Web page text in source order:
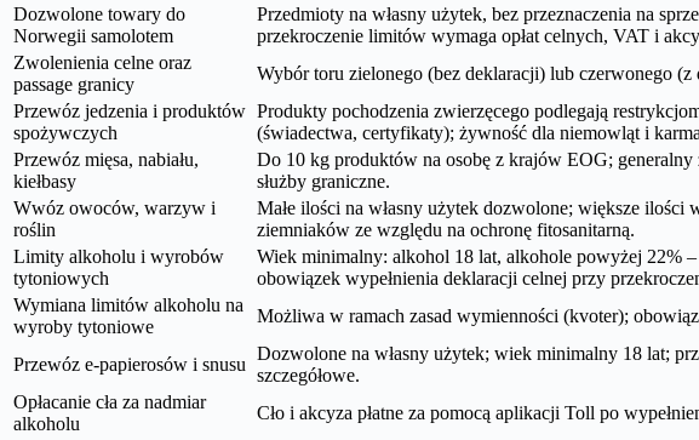
Dozwolone towary do
Norwegii samolotem
Przedmioty na własny użytek, bez przeznaczenia na
przekroczenie limitów wymaga opłat celnych, VAT i
Zwolenienia celne oraz
passage granicy
Wybór toru zielonego (bez deklaracji) lub czerwonego
Przewóz jedzenia i produktów
spożywczych
Produkty pochodzenia zwierzęcego podlegają
(świadectwa, certyfikaty); żywność dla niemowląt i
Przewóz mięsa, nabiału,
kiełbasy
Do 10 kg produktów na osobę z krajów EOG;
służby graniczne.
Wwóz owoców, warzyw i
roślin
Małe ilości na własny użytek dozwolone; większe
ziemniaków ze względu na ochronę fitosanitarną.
Limity alkoholu i wyrobów
tytoniowych
Wiek minimalny: alkohol 18 lat, alkohole powyżej 22%
obowiązek wypełnienia deklaracji celnej przy
Wymiana limitów alkoholu na
wyroby tytoniowe
Możliwa w ramach zasad wymienności (kvoter);
Przewóz e-papierosów i snusu
Dozwolone na własny użytek; wiek minimalny 18 lat;
szczegółowe.
Opłacanie cła za nadmiar
alkoholu
Cło i akcyza płatne za pomocą aplikacji Toll po